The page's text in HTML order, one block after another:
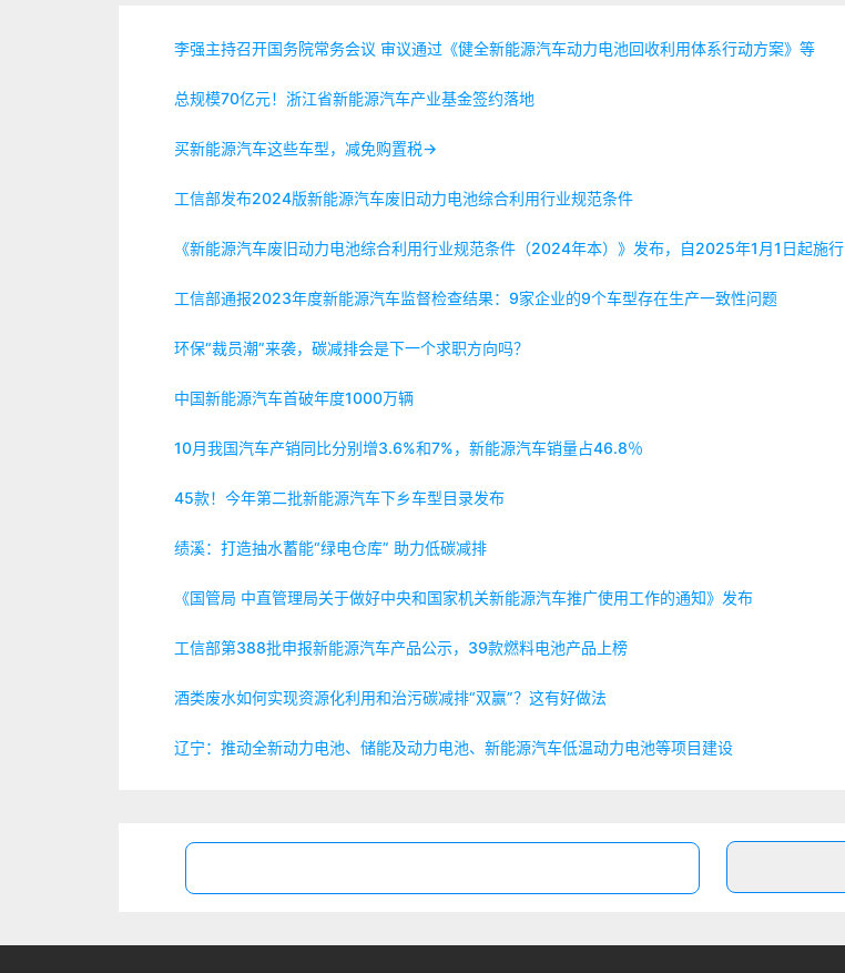
李强主持召开国务院常务会议 审议通过《健全新能源汽车动力电池回收利用体系行动方案》等
总规模70亿元！浙江省新能源汽车产业基金签约落地
买新能源汽车这些车型，减免购置税→
工信部发布2024版新能源汽车废旧动力电池综合利用行业规范条件
《新能源汽车废旧动力电池综合利用行业规范条件（2024年本）》发布，自2025年1月1日起施行
工信部通报2023年度新能源汽车监督检查结果：9家企业的9个车型存在生产一致性问题
环保“裁员潮”来袭，碳减排会是下一个求职方向吗？
中国新能源汽车首破年度1000万辆
10月我国汽车产销同比分别增3.6%和7%，新能源汽车销量占46.8％
45款！今年第二批新能源汽车下乡车型目录发布
绩溪：打造抽水蓄能“绿电仓库” 助力低碳减排
《国管局 中直管理局关于做好中央和国家机关新能源汽车推广使用工作的通知》发布
工信部第388批申报新能源汽车产品公示，39款燃料电池产品上榜
酒类废水如何实现资源化利用和治污碳减排“双赢”？这有好做法
辽宁：推动全新动力电池、储能及动力电池、新能源汽车低温动力电池等项目建设